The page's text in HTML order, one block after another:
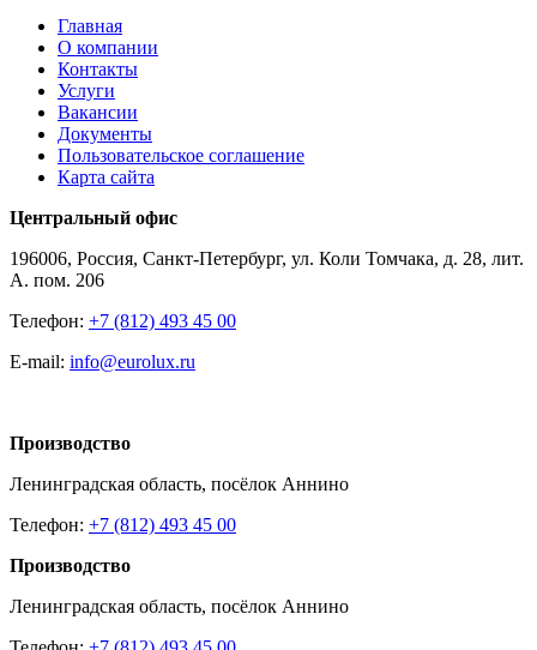
Главная
О компании
Контакты
Услуги
Вакансии
Документы
Пользовательское соглашение
Карта сайта
Центральный офис
196006, Россия, Санкт-Петербург, ул. Коли Томчака, д. 28, лит.
А. пом. 206
Телефон: +7 (812) 493 45 00
E-mail: info@eurolux.ru
Производство
Ленинградская область, посёлок Аннино
Телефон: +7 (812) 493 45 00
Производство
Ленинградская область, посёлок Аннино